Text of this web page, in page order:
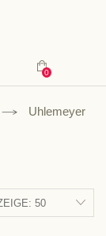
Mein
Uhlemeyer